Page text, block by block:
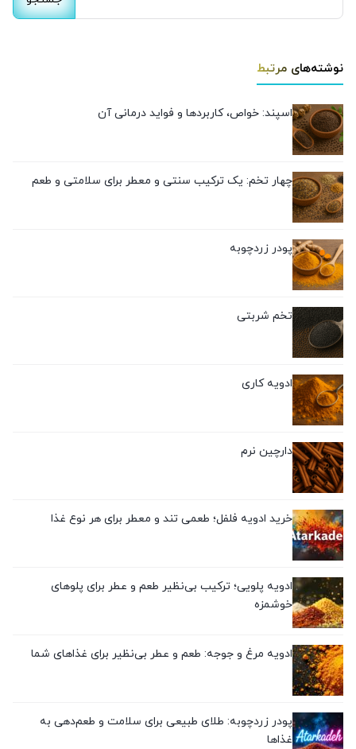
برای:
نوشته‌های مرتبط
اسپند: خواص، کاربردها و فواید درمانی آن
چهار تخم: یک ترکیب سنتی و معطر برای سلامتی و طعم
پودر زردچوبه
تخم شربتی
ادویه کاری
دارچین نرم
خرید ادویه فلفل؛ طعمی تند و معطر برای هر نوع غذا
ادویه پلویی؛ ترکیب بی‌نظیر طعم و عطر برای پلوهای
خوشمزه
ادویه مرغ و جوجه: طعم و عطر بی‌نظیر برای غذاهای شما
پودر زردچوبه: طلای طبیعی برای سلامت و طعم‌دهی به
غذاها